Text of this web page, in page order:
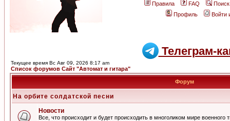
Правила FAQ
Поиск
Профиль
Войти
Телеграм-
Текущее время Вс Авг 09, 2026 8:17 am
Список форумов Сайт "Автомат и гитара"
Форум
На орбите солдатской песни
Новости
Все, что происходит и будет происходить в многоликом мире военного